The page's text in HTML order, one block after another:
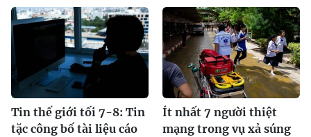
Tin thế giới tối 7-8: Tin
tặc công bố tài liệu cáo
Ít nhất 7 người thiệt
mạng trong vụ xả súng